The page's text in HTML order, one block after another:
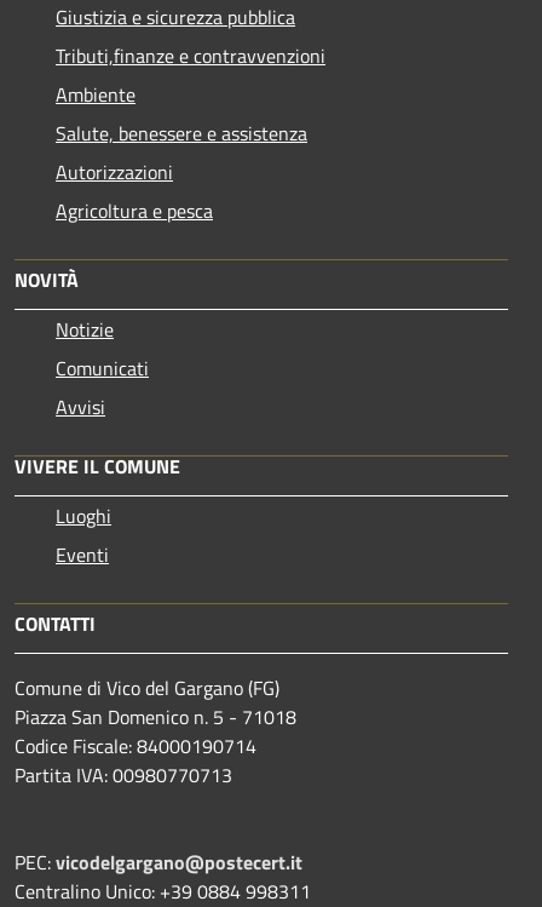
Giustizia e sicurezza pubblica
Tributi,finanze e contravvenzioni
Ambiente
Salute, benessere e assistenza
Autorizzazioni
Agricoltura e pesca
NOVITÀ
Notizie
Comunicati
Avvisi
VIVERE IL COMUNE
Luoghi
Eventi
CONTATTI
Comune di Vico del Gargano (FG)
Piazza San Domenico n. 5 - 71018
Codice Fiscale: 84000190714
Partita IVA: 00980770713
PEC:vicodelgargano@postecert.it
Centralino Unico: +39 0884 998311